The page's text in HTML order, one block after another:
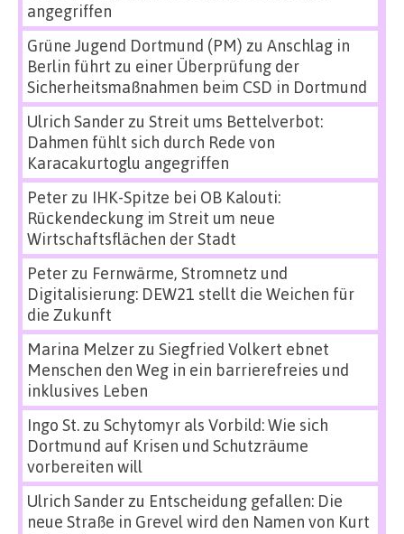
angegriffen
Grüne Jugend Dortmund (PM) zu Anschlag in
Berlin führt zu einer Überprüfung der
Sicherheitsmaßnahmen beim CSD in Dortmund
Ulrich Sanderzu Streit ums Bettelverbot:
Dahmen fühlt sich durch Rede von
Karacakurtoglu angegriffen
Peterzu IHK-Spitze bei OB Kalouti:
Rückendeckung im Streit um neue
Wirtschaftsflächen der Stadt
Peterzu Fernwärme, Stromnetz und
Digitalisierung: DEW21 stellt die Weichen für
die Zukunft
Marina Melzerzu Siegfried Volkert ebnet
Menschen den Weg in ein barrierefreies und
inklusives Leben
Ingo St.zu Schytomyr als Vorbild: Wie sich
Dortmund auf Krisen und Schutzräume
vorbereiten will
Ulrich Sanderzu Entscheidung gefallen: Die
neue Straße in Grevel wird den Namen von Kurt